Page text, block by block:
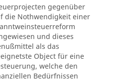
gegenüber
die Nothwendigkeit einer
und dieses
als das
Object für eine
welche den
Bedürfnissen